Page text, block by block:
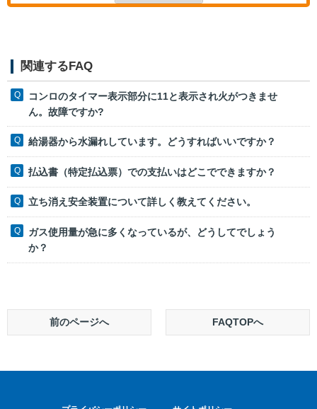
関連するFAQ
コンロのタイマー表示部分に11と表示され火がつきませ
ん。故障ですか?
給湯器から水漏れしています。どうすればいいですか？
払込書（特定払込票）での支払いはどこでできますか？
立ち消え安全装置について詳しく教えてください。
ガス使用量が急に多くなっているが、どうしてでしょう
か？
前のページへ FAQTOPへ